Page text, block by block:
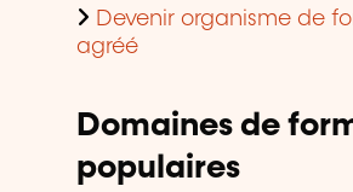
Devenir organisme de
agréé
Domaines de
populaires